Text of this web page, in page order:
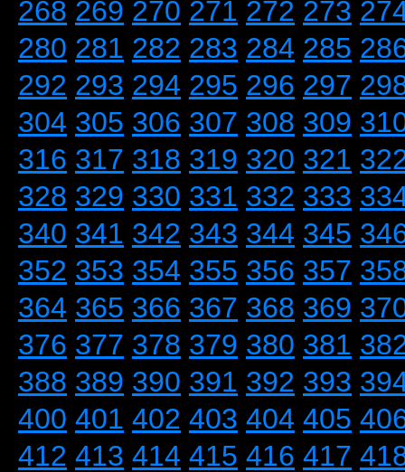
268 269 270 271 272 273
280 281 282 283 284 285
292 293 294 295 296 297
304 305 306 307 308 309
316 317 318 319 320 321
328 329 330 331 332 333
340 341 342 343 344 345
352 353 354 355 356 357
364 365 366 367 368 369
376 377 378 379 380 381
388 389 390 391 392 393
400 401 402 403 404 405
412 413 414 415 416 417